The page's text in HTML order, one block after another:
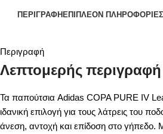
ΠΕΡΙΓΡΑΦΉ ΕΠΙΠΛΈΟΝ ΠΛΗΡΟΦΟΡΊΕΣ
Περιγραφή
Λεπτομερής
Τα παπούτσια Adidas COPA PURE IV
ιδανική επιλογή για τους λάτρεις του
άνεση, αντοχή και επίδοση στο γήπεδο.